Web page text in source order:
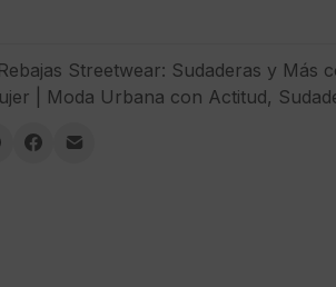
Rebajas Streetwear: Sudaderas y Más
| Moda Urbana con Actitud,